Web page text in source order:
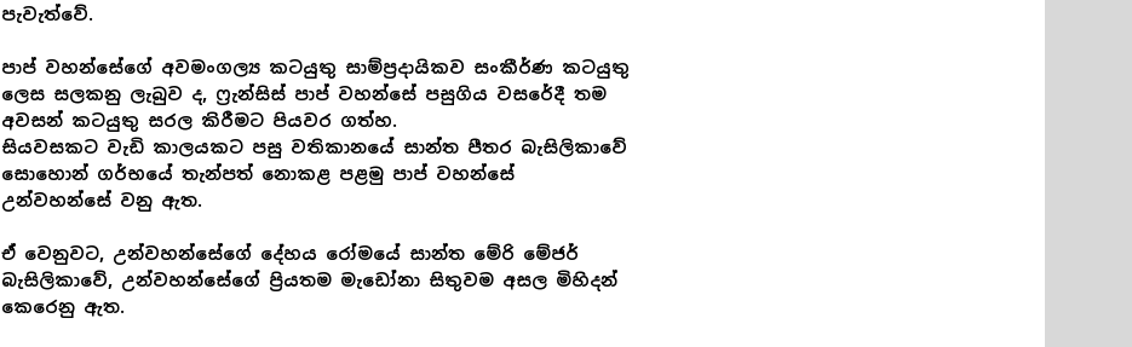
පැවැත්වේ.
පාප් වහන්සේගේ අවමංගල්‍ය කටයුතු සාම්ප්‍රදායිකව සංකීර්ණ කටයුතු
ලෙස සලකනු ලැබුව ද, ෆ්‍රැන්සිස් පාප් වහන්සේ පසුගිය වසරේදී තම
අවසන් කටයුතු සරල කිරීමට පියවර ගත්හ.
සියවසකට වැඩි කාලයකට පසු වතිකානයේ සාන්ත පීතර බැසිලිකාවේ
සොහොන් ගර්භයේ තැන්පත් නොකළ පළමු පාප් වහන්සේ
උන්වහන්සේ වනු ඇත.
ඒ වෙනුවට, උන්වහන්සේගේ දේහය රෝමයේ සාන්ත මේරි මේජර්
බැසිලිකාවේ, උන්වහන්සේගේ ප්‍රියතම මැඩෝනා සිතුවම අසල මිහිදන්
කෙරෙනු ඇත.